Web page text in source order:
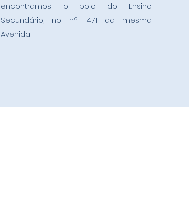
encontramos o polo do Ensino
Secundário, no n.º 1471 da mesma
Avenida